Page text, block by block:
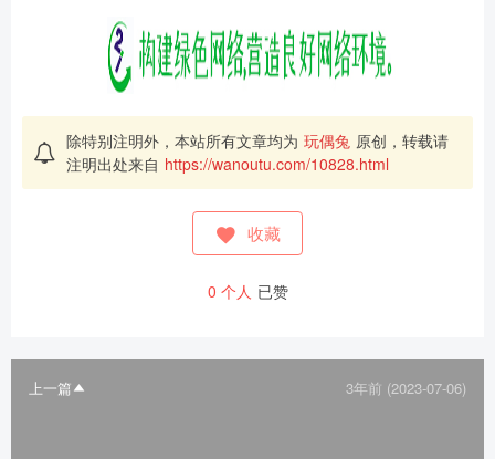
除特别注明外，本站所有文章均为 玩偶兔 原创，转载请
注明出处来自 https://wanoutu.com/10828.html
收藏
0 个人 已赞
上一篇 3年前 (2023-07-06)